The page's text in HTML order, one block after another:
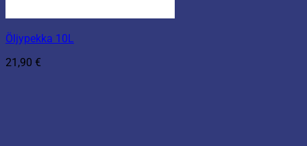
Öljypekka 10L
21,90 €